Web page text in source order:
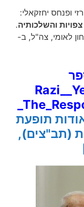
ופנחס יחזקאלי:
והשלכותיה.
לאומי, צה"ל, ב-
תופעת
(תב"צים),